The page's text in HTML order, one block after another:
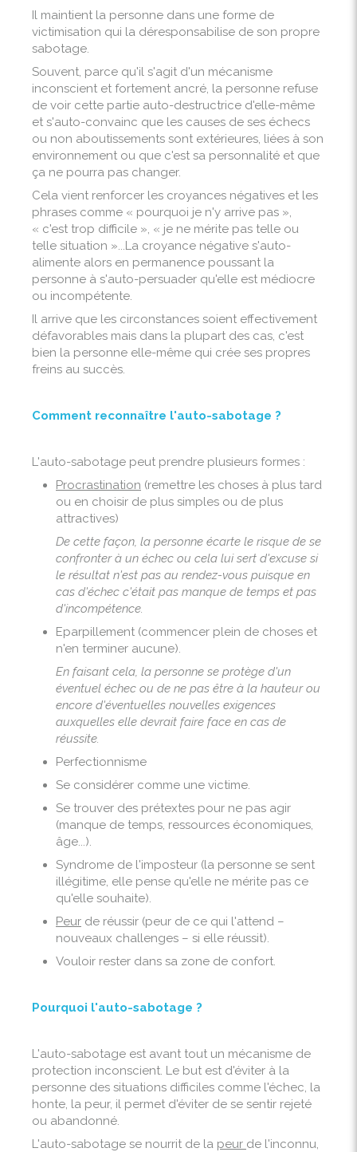
Il maintient la personne dans une forme de
victimisation qui la déresponsabilise de son propre
sabotage.
Souvent, parce qu'il s'agit d'un mécanisme
inconscient et fortement ancré, la personne refuse
de voir cette partie auto-destructrice d'elle-même
et s'auto-convainc que les causes de ses échecs
ou non aboutissements sont extérieures, liées à son
environnement ou que c'est sa personnalité et que
ça ne pourra pas changer.
Cela vient renforcer les croyances négatives et les
phrases comme « pourquoi je n'y arrive pas »,
« c'est trop difficile », « je ne mérite pas telle ou
telle situation »...La croyance négative s'auto-
alimente alors en permanence poussant la
personne à s'auto-persuader qu'elle est médiocre
ou incompétente.
Il arrive que les circonstances soient effectivement
défavorables mais dans la plupart des cas, c'est
bien la personne elle-même qui crée ses propres
freins au succès.
Comment reconnaître l'auto-sabotage ?
L'auto-sabotage peut prendre plusieurs formes :
Procrastination (remettre les choses à plus tard
ou en choisir de plus simples ou de plus
attractives)
De cette façon, la personne écarte le risque de se
confronter à un échec ou cela lui sert d'excuse si
le résultat n'est pas au rendez-vous puisque en
cas d'échec c'était pas manque de temps et pas
d'incompétence.
Eparpillement (commencer plein de choses et
n'en terminer aucune).
En faisant cela, la personne se protège d'un
éventuel échec ou de ne pas être à la hauteur ou
encore d'éventuelles nouvelles exigences
auxquelles elle devrait faire face en cas de
réussite.
Perfectionnisme
Se considérer comme une victime.
Se trouver des prétextes pour ne pas agir
(manque de temps, ressources économiques,
âge...).
Syndrome de l'imposteur (la personne se sent
illégitime, elle pense qu'elle ne mérite pas ce
qu'elle souhaite).
Peur de réussir (peur de ce qui l'attend –
nouveaux challenges – si elle réussit).
Vouloir rester dans sa zone de confort.
Pourquoi l'auto-sabotage ?
L'auto-sabotage est avant tout un mécanisme de
protection inconscient. Le but est d'éviter à la
personne des situations difficiles comme l'échec, la
honte, la peur, il permet d'éviter de se sentir rejeté
ou abandonné.
L'auto-sabotage se nourrit de la peur de l'inconnu,